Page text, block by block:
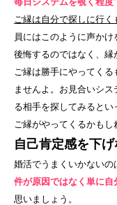
ご縁は自分で探しに行く
員にはこのように声か
後悔するのではなく、縁
ご縁は勝手にやってく
ませんよ。お見合いシ
る相手を探してみると
ご縁がやってくるかもし
自己肯定感を下
婚活でうまくいかないの
件が原因ではなく単に
思いましょう。